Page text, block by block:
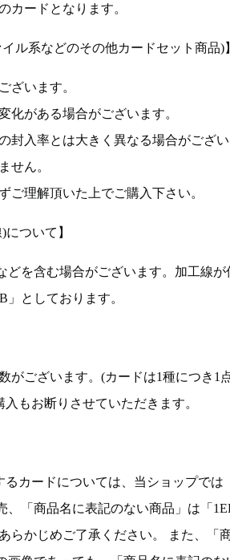
カードとなります。
ル系などのその他カードセット商品)】
ざいます。
化がある場合がございます。
封入率とは大きく異なる場合がござい
せん。
ご理解頂いた上でご購入下さい。
ついて】
を含む場合がございます。加工線が
としております。
がございます。(カードは1種につき1
もお断りさせていただきます。
るカードについては、当ショップでは
「商品名に表記のない商品」は「
らかじめご了承ください。 また、「